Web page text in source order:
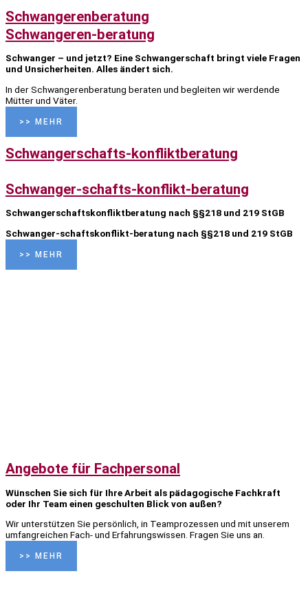
Schwangerenberatung
Schwangeren-beratung
Schwanger – und jetzt? Eine Schwangerschaft bringt viele Fragen
und Unsicherheiten. Alles ändert sich.
In der Schwangerenberatung beraten und begleiten wir werdende
Mütter und Väter.
>> MEHR
Schwangerschafts-konfliktberatung
Schwanger-schafts-konflikt-beratung
Schwangerschaftskonfliktberatung nach §§218 und 219 StGB
Schwanger-schaftskonflikt-beratung nach §§218 und 219 StGB
>> MEHR
Angebote für Fachpersonal
Wünschen Sie sich für Ihre Arbeit als pädagogische Fachkraft
oder Ihr Team einen geschulten Blick von außen?
Wir unterstützen Sie persönlich, in Teamprozessen und mit unserem
umfangreichen Fach- und Erfahrungswissen. Fragen Sie uns an.
>> MEHR